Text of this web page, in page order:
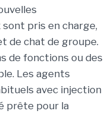
pris en charge,
de chat de groupe.
de fonctions ou des
Les agents
avec injection
prête pour la